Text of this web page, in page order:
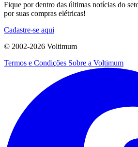
Fique por dentro das últimas notícias do
por suas compras elétricas!
Cadastre-se aqui
© 2002-2026 Voltimum
Termos e Condições Sobre a Voltimum